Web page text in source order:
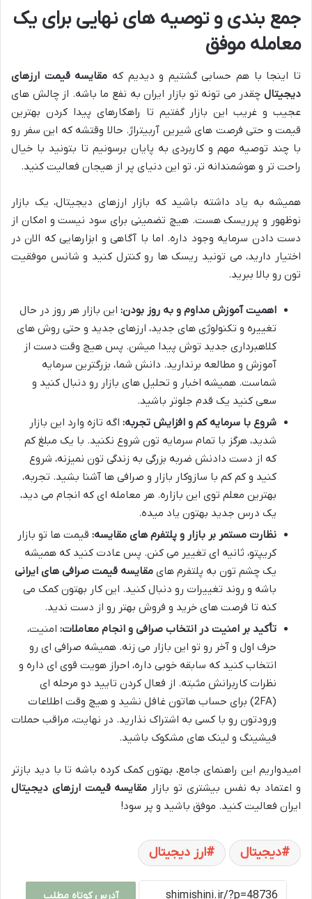
جمع بندی و توصیه های نهایی برای یک
معامله موفق
تا اینجا با هم حسابی گشتیم و دیدیم که مقایسه قیمت ارزهای
دیجیتال چقدر می تونه تو بازار ایران به نفع ما باشه. از چالش های
عجیب و غریب این بازار گفتیم تا راهکارهای پیدا کردن بهترین
قیمت و حتی فرصت های شیرین آربیتراژ. حالا وقتشه که این سفر رو
با چند توصیه مهم و کاربردی به پایان برسونیم تا بتونید با خیال
راحت تر و هوشمندانه تر، تو این دنیای پر از هیجان فعالیت کنید.
همیشه به یاد داشته باشید که بازار ارزهای دیجیتال، یک بازار
نوظهور و پرریسک هست. هیچ تضمینی برای سود نیست و امکان از
دست دادن سرمایه وجود داره. اما با آگاهی و ابزارهایی که الان در
اختیار دارید، می تونید ریسک ها رو کنترل کنید و شانس موفقیت
تون رو بالا ببرید.
اهمیت آموزش مداوم و به روز بودن: این بازار هر روز در حال
تغییره و تکنولوژی های جدید، ارزهای جدید و حتی روش های
کلاهبرداری جدید توش پیدا میشن. پس هیچ وقت دست از
آموزش و مطالعه برندارید. دانش شما، بزرگترین سرمایه
شماست. همیشه اخبار و تحلیل های بازار رو دنبال کنید و
سعی کنید یک قدم جلوتر باشید.
شروع با سرمایه کم و افزایش تجربه: اگه تازه وارد این بازار
شدید، هرگز با تمام سرمایه تون شروع نکنید. با یک مبلغ کم
که از دست دادنش ضربه بزرگی به زندگی تون نمیزنه، شروع
کنید و کم کم با سازوکار بازار و صرافی ها آشنا بشید. تجربه،
بهترین معلم توی این بازاره. هر معامله ای که انجام می دید،
یک درس جدید بهتون یاد میده.
نظارت مستمر بر بازار و پلتفرم های مقایسه: قیمت ها تو بازار
کریپتو، ثانیه ای تغییر می کنن. پس عادت کنید که همیشه
یک چشم تون به پلتفرم های مقایسه قیمت صرافی های ایرانی
باشه و روند تغییرات رو دنبال کنید. این کار بهتون کمک می
کنه تا فرصت های خرید و فروش بهتر رو از دست ندید.
تأکید بر امنیت در انتخاب صرافی و انجام معاملات: امنیت،
حرف اول و آخر رو تو این بازار می زنه. همیشه صرافی ای رو
انتخاب کنید که سابقه خوبی داره، احراز هویت قوی ای داره و
نظرات کاربرانش مثبته. از فعال کردن تایید دو مرحله ای
(2FA) برای حساب هاتون غافل نشید و هیچ وقت اطلاعات
ورودتون رو با کسی به اشتراک نذارید. در نهایت، مراقب حملات
فیشینگ و لینک های مشکوک باشید.
امیدواریم این راهنمای جامع، بهتون کمک کرده باشه تا با دید بازتر
و اعتماد به نفس بیشتری تو بازار مقایسه قیمت ارزهای دیجیتال
ایران فعالیت کنید. موفق باشید و پر سود!
دیجیتال ارز دیجیتال
آدرس کوتاه مطلب